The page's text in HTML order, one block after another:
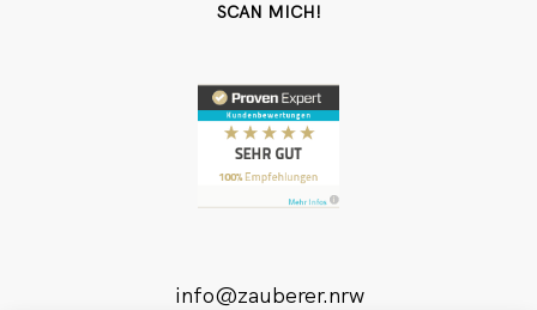
SCAN MICH!
info@zauberer.nrw